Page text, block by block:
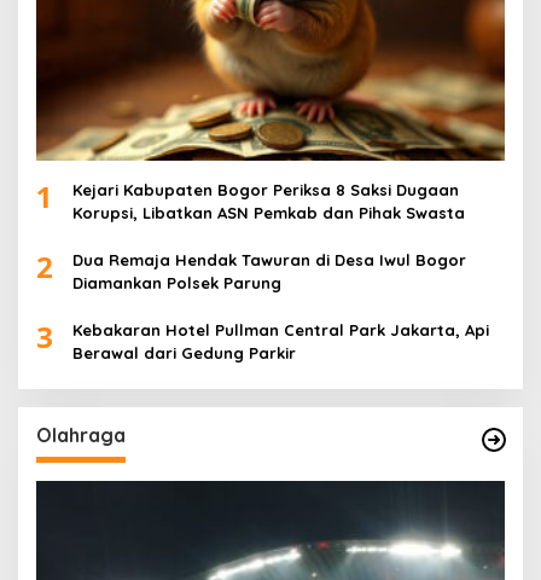
1
Kejari Kabupaten Bogor Periksa 8 Saksi Dugaan
Korupsi, Libatkan ASN Pemkab dan Pihak Swasta
2
Dua Remaja Hendak Tawuran di Desa Iwul Bogor
Diamankan Polsek Parung
3
Kebakaran Hotel Pullman Central Park Jakarta, Api
Berawal dari Gedung Parkir
Olahraga